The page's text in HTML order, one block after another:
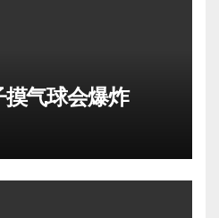
气球会爆炸